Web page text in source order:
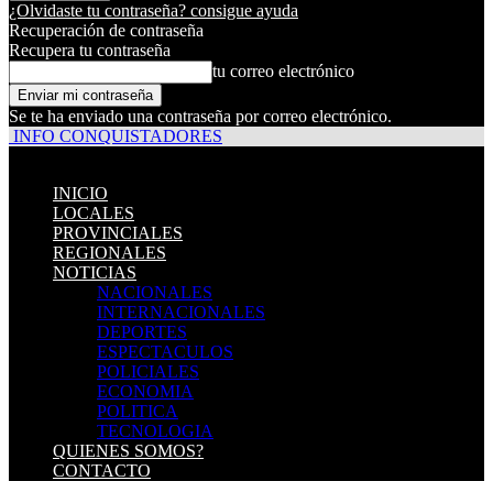
¿Olvidaste tu contraseña? consigue ayuda
Recuperación de contraseña
Recupera tu contraseña
tu correo electrónico
Se te ha enviado una contraseña por correo electrónico.
INFO CONQUISTADORES
INICIO
LOCALES
PROVINCIALES
REGIONALES
NOTICIAS
NACIONALES
INTERNACIONALES
DEPORTES
ESPECTACULOS
POLICIALES
ECONOMIA
POLITICA
TECNOLOGIA
QUIENES SOMOS?
CONTACTO